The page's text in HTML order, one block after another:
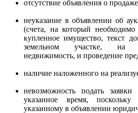
отсутствие объявления о
неуказание в объявлении об
(счета, на который необходимо
купленное имущество, текст
земельном участке, на
недвижимость, и проведение
наличие наложенного на
невозможность подать
указанное время,
указанному в объявлении